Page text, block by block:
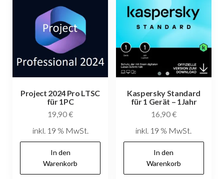
Project 2024 Pro LTSC
für 1PC
19,90€
inkl. 19 % MwSt.
In den
Warenkorb
Kaspersky Standard
für 1 Gerät – 1Jahr
16,90€
inkl. 19 % MwSt.
In den
Warenkorb